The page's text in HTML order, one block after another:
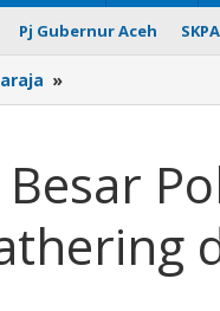
Pj Gubernur Aceh SKPA
»
Besar
Gelar
Family
Gathering
di